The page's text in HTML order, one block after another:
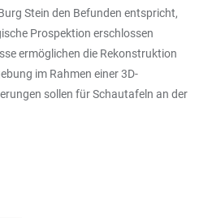
Stein den Befunden entspricht,
Prospektion erschlossen
ermöglichen die Rekonstruktion
im Rahmen einer 3D-
sollen für Schautafeln an der